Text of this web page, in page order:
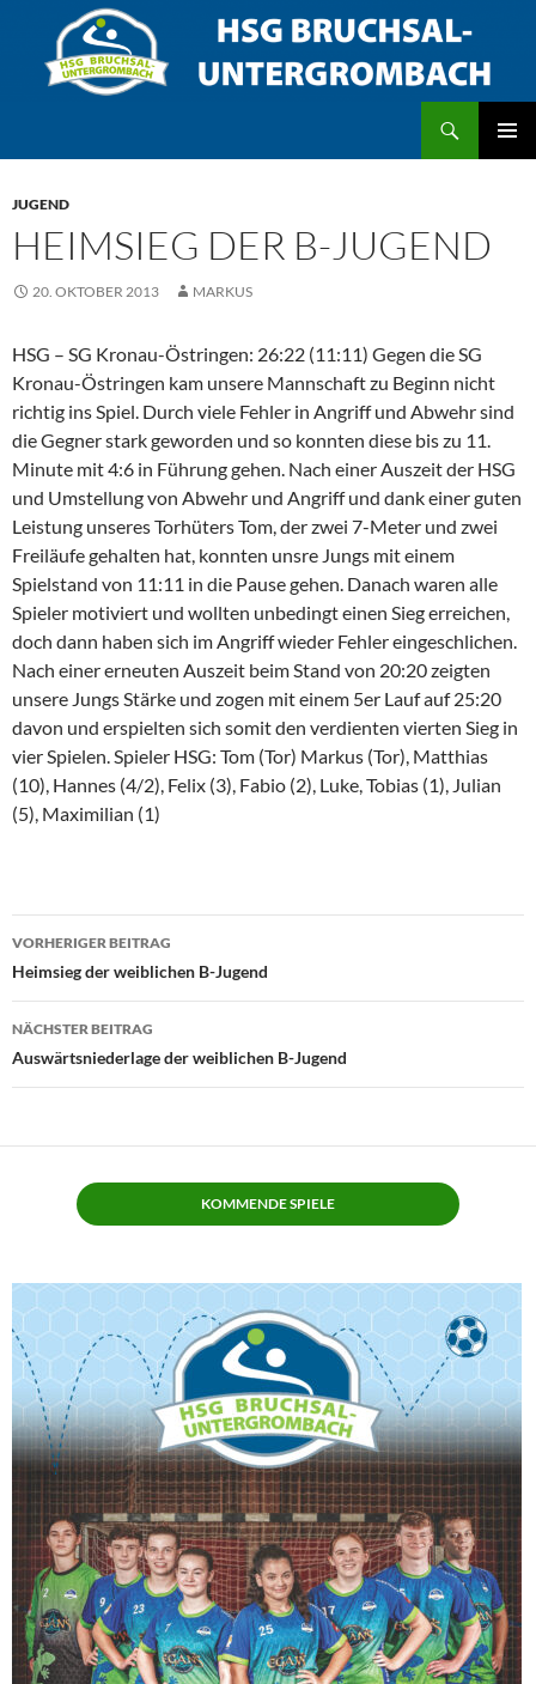
springen
JUGEND
HEIMSIEG DER B-JUGEND
20. OKTOBER 2013 MARKUS
HSG – SG Kronau-Östringen: 26:22 (11:11) Gegen die SG
Kronau-Östringen kam unsere Mannschaft zu Beginn nicht
richtig ins Spiel. Durch viele Fehler in Angriff und Abwehr sind
die Gegner stark geworden und so konnten diese bis zu 11.
Minute mit 4:6 in Führung gehen. Nach einer Auszeit der HSG
und Umstellung von Abwehr und Angriff und dank einer guten
Leistung unseres Torhüters Tom, der zwei 7-Meter und zwei
Freiläufe gehalten hat, konnten unsre Jungs mit einem
Spielstand von 11:11 in die Pause gehen. Danach waren alle
Spieler motiviert und wollten unbedingt einen Sieg erreichen,
doch dann haben sich im Angriff wieder Fehler eingeschlichen.
Nach einer erneuten Auszeit beim Stand von 20:20 zeigten
unsere Jungs Stärke und zogen mit einem 5er Lauf auf 25:20
davon und erspielten sich somit den verdienten vierten Sieg in
vier Spielen. Spieler HSG: Tom (Tor) Markus (Tor), Matthias
(10), Hannes (4/2), Felix (3), Fabio (2), Luke, Tobias (1), Julian
(5), Maximilian (1)
Beitragsnavigation
VORHERIGER BEITRAG
Heimsieg der weiblichen B-Jugend
NÄCHSTER BEITRAG
Auswärtsniederlage der weiblichen B-Jugend
KOMMENDE SPIELE